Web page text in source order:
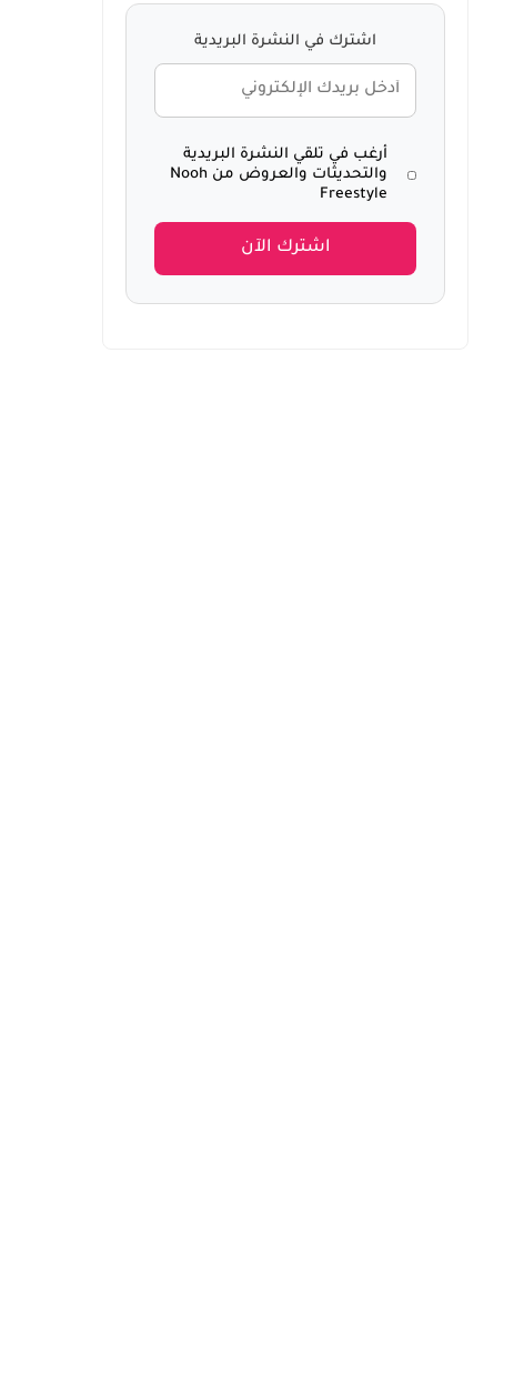
اشترك في النشرة البريدية
أرغب في تلقي النشرة البريدية
والتحديثات والعروض من Nooh
Freestyle
اشترك الآن